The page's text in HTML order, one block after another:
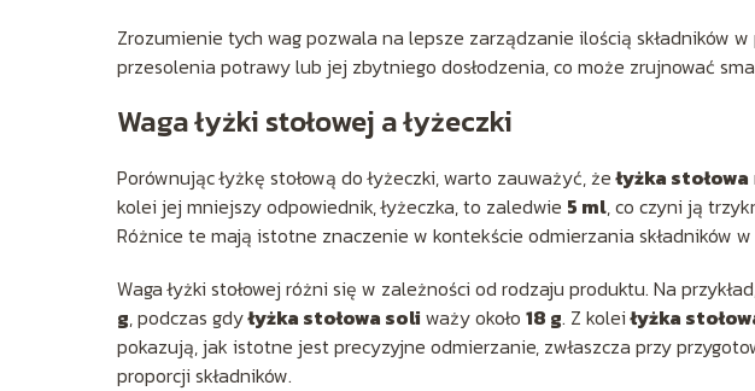
Zrozumienie tych wag pozwala na lepsze zarządzanie ilością składników
przesolenia potrawy lub jej zbytniego dosłodzenia, co może zrujnować
Waga łyżki stołowej a łyżeczki
Porównując łyżkę stołową do łyżeczki, warto zauważyć, żełyżka stołowa
kolei jej mniejszy odpowiednik, łyżeczka, to zaledwie 5 ml, co czyni ją
Różnice te mają istotne znaczenie w kontekście odmierzania składników
Waga łyżki stołowej różni się w zależności od rodzaju produktu. Na
g, podczas gdyłyżka stołowa soli waży około 18 g. Z koleiłyżka
pokazują, jak istotne jest precyzyjne odmierzanie, zwłaszcza przy
proporcji składników.